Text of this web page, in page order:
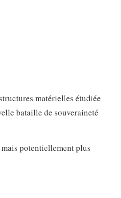
matérielles étudiée
bataille de souveraineté
potentiellement plus